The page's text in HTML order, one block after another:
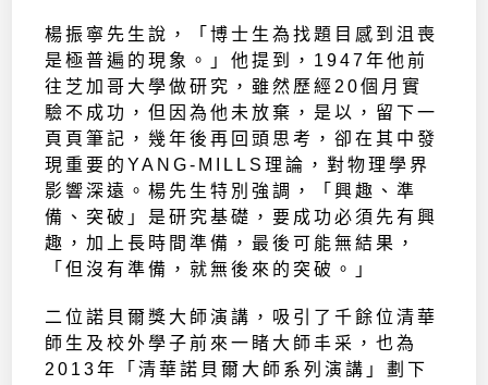
楊振寧先生說，「博士生為找題目感到沮喪
是極普遍的現象。」他提到，1947年他前
往芝加哥大學做研究，雖然歷經20個月實
驗不成功，但因為他未放棄，是以，留下一
頁頁筆記，幾年後再回頭思考，卻在其中發
現重要的YANG-MILLS理論，對物理學界
影響深遠。楊先生特別強調，「興趣、準
備、突破」是研究基礎，要成功必須先有興
趣，加上長時間準備，最後可能無結果，
「但沒有準備，就無後來的突破。」
二位諾貝爾獎大師演講，吸引了千餘位清華
師生及校外學子前來一睹大師丰采，也為
2013年「清華諾貝爾大師系列演講」劃下